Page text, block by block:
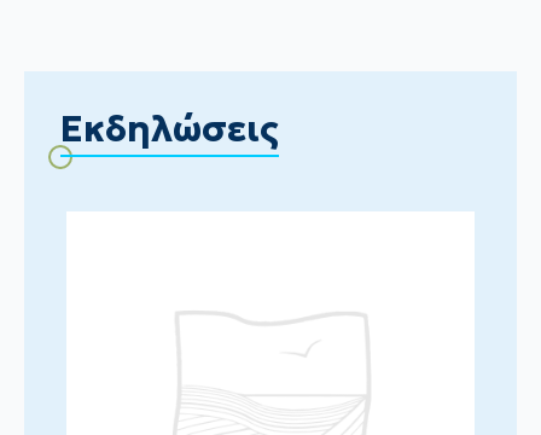
Εκδηλώσεις